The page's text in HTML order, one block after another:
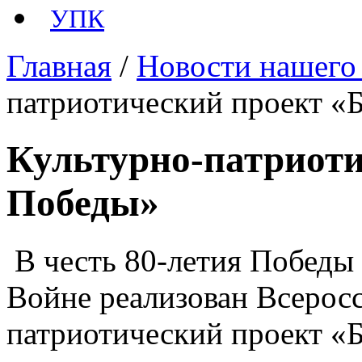
УПК
Главная / Новости
патриотический проект
Культурно-
Победы»
В честь 80-летия
Войне реализован
патриотический проект